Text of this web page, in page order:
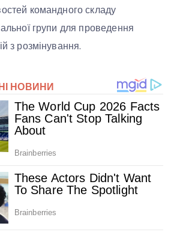
командного складу
групи для проведення
з розмінування.